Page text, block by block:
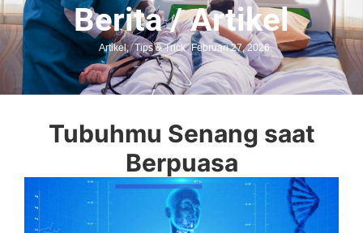
Berita / Artikel
Artikel, Tips & Trick Februari 27, 2026
Tubuhmu Senang saat
Berpuasa